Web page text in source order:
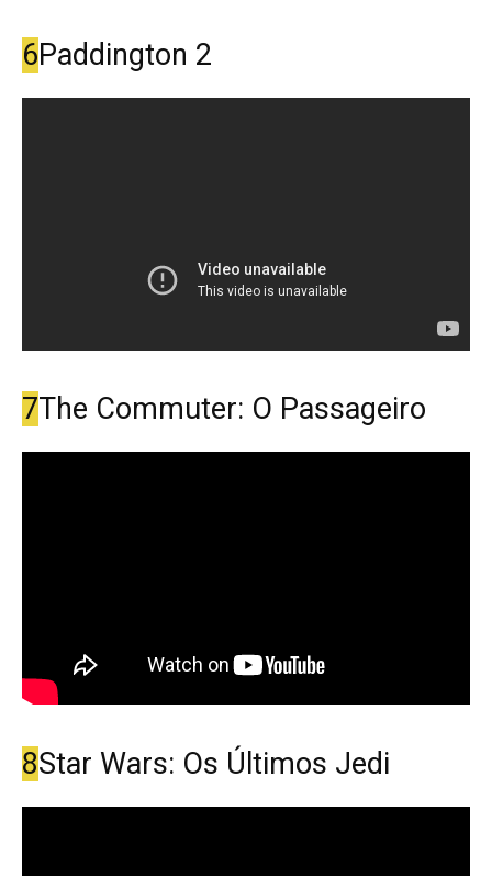
6Paddington 2
7The Commuter: O Passageiro
8Star Wars: Os Últimos Jedi